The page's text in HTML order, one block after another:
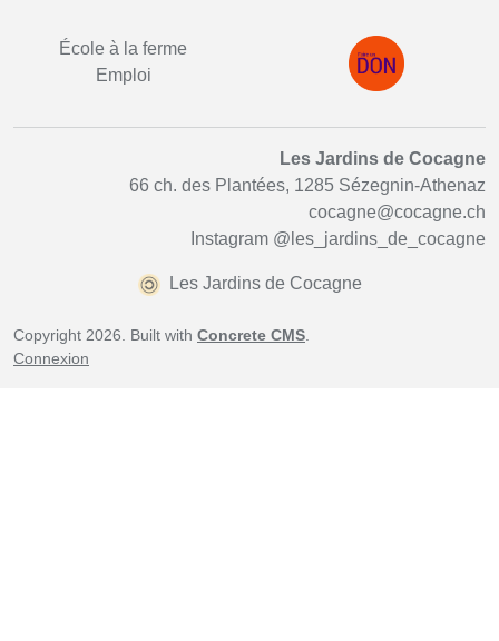
École à la ferme
Emploi
Les Jardins de Cocagne
66 ch. des Plantées, 1285 Sézegnin-Athenaz
cocagne@cocagne.ch
Instagram @les_jardins_de_cocagne
Les Jardins de Cocagne
Copyright 2026. Built with Concrete CMS
Connexion